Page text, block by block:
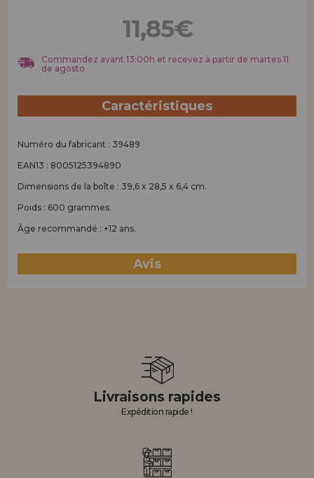
11,85€
Commandez avant 13:00h et recevez à partir de martes 11
de agosto
Caractéristiques
Numéro du fabricant : 39489
EAN13 : 8005125394890
Dimensions de la boîte : 39,6 x 28,5 x 6,4 cm.
Poids : 600 grammes.
Âge recommandé : +12 ans.
Avis
Livraisons rapides
Expédition rapide !